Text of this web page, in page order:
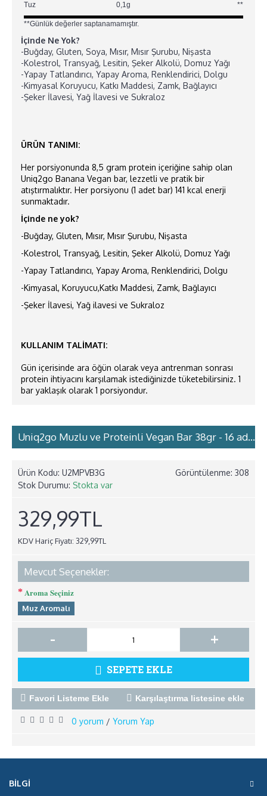
Tuz 0,1g **
**Günlük değerler saptanamamıştır.
İçinde Ne Yok?
-Buğday, Gluten, Soya, Mısır, Mısır Şurubu, Nişasta
-Kolestrol, Transyağ, Lesitin, Şeker Alkolü, Domuz Yağı
-Yapay Tatlandırıcı, Yapay Aroma, Renklendirici, Dolgu
-Kimyasal Koruyucu, Katkı Maddesi, Zamk, Bağlayıcı
-Şeker İlavesi, Yağ İlavesi ve Sukraloz
ÜRÜN TANIMI:
Her porsiyonunda 8,5 gram protein içeriğine sahip olan
Uniq2go Banana Vegan bar, lezzetli ve pratik bir
atıştırmalıktır. Her porsiyonu (1 adet bar) 141 kcal enerji
sunmaktadır.
İçinde ne yok?
-Buğday, Gluten, Mısır, Mısır Şurubu, Nişasta
-Kolestrol, Transyağ, Lesitin, Şeker Alkolü, Domuz Yağı
-Yapay Tatlandırıcı, Yapay Aroma, Renklendirici, Dolgu
-Kimyasal, Koruyucu,Katkı Maddesi, Zamk, Bağlayıcı
-Şeker İlavesi, Yağ ilavesi ve Sukraloz
KULLANIM TALİMATI:
Gün içerisinde ara öğün olarak veya antrenman sonrası
protein ihtiyacını karşılamak istediğinizde tüketebilirsiniz. 1
bar yaklaşık olarak 1 porsiyondur.
Uniq2go Muzlu ve Proteinli Vegan Bar 38gr - 16 adet
Görüntülenme: 308
Ürün Kodu: U2MPVB3G
Stok Durumu: Stokta var
329,99TL
KDV Hariç Fiyatı: 329,99TL
Mevcut Seçenekler:
Aroma Seçiniz
Muz Aromalı
- +
SEPETE EKLE
Favori Listeme Ekle Karşılaştırma listesine ekle
0 yorum / Yorum Yap
BILGI